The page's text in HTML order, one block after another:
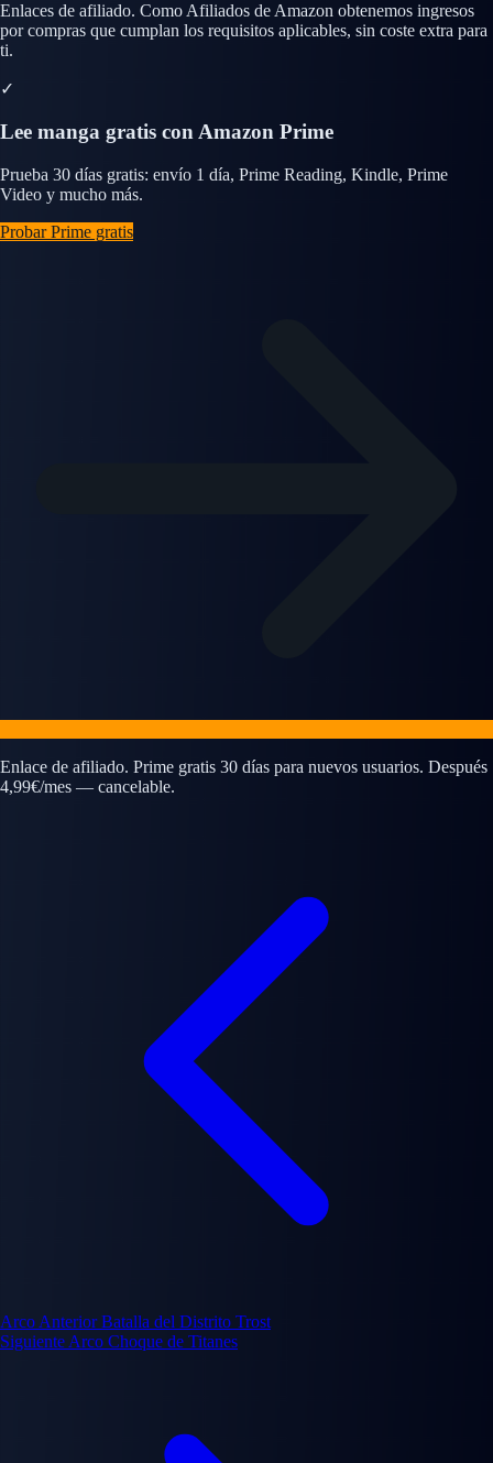
Enlaces de afiliado. Como Afiliados de Amazon obtenemos ingresos
por compras que cumplan los requisitos aplicables, sin coste extra para
ti.
✓
Lee manga gratis con Amazon Prime
Prueba 30 días gratis: envío 1 día, Prime Reading, Kindle, Prime
Video y mucho más.
Probar Prime gratis
Enlace de afiliado. Prime gratis 30 días para nuevos usuarios. Después
4,99€/mes — cancelable.
Arco Anterior Batalla del Distrito Trost
Siguiente Arco Choque de Titanes